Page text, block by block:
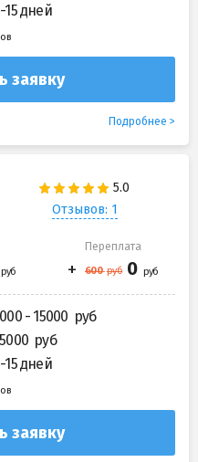
15 дней
заявку
Подробнее
Отзывов: 1
Переплата
- 15000
15 дней
заявку